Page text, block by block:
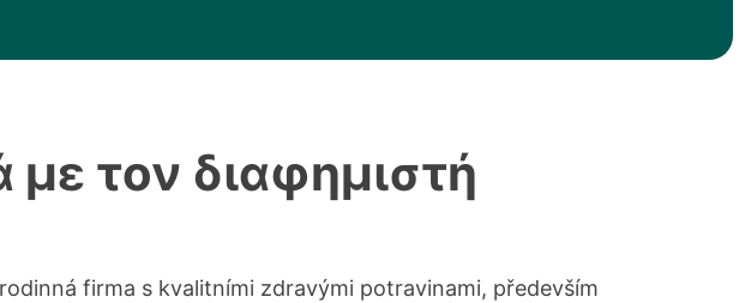
με τον διαφημιστή
firma s kvalitními zdravými potravinami, především